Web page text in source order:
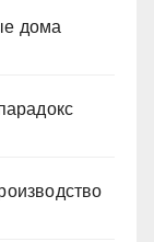
дома